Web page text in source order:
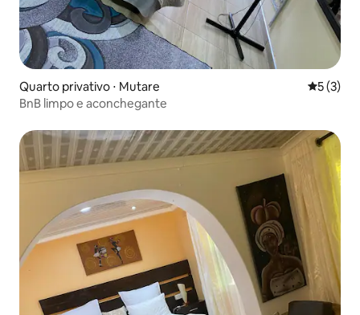
Quarto privativo ⋅ Mutare 5 de
5 (3)
BnB limpo e aconchegante